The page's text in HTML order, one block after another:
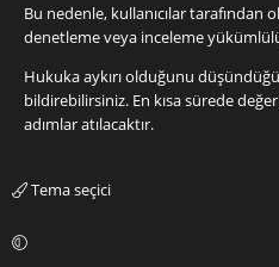
Bu nedenle, kullanıcılar
denetleme veya inceleme
Hukuka aykırı olduğunu
bildirebilirsiniz. En kısa sürede
adımlar atılacaktır.
Tema seçici